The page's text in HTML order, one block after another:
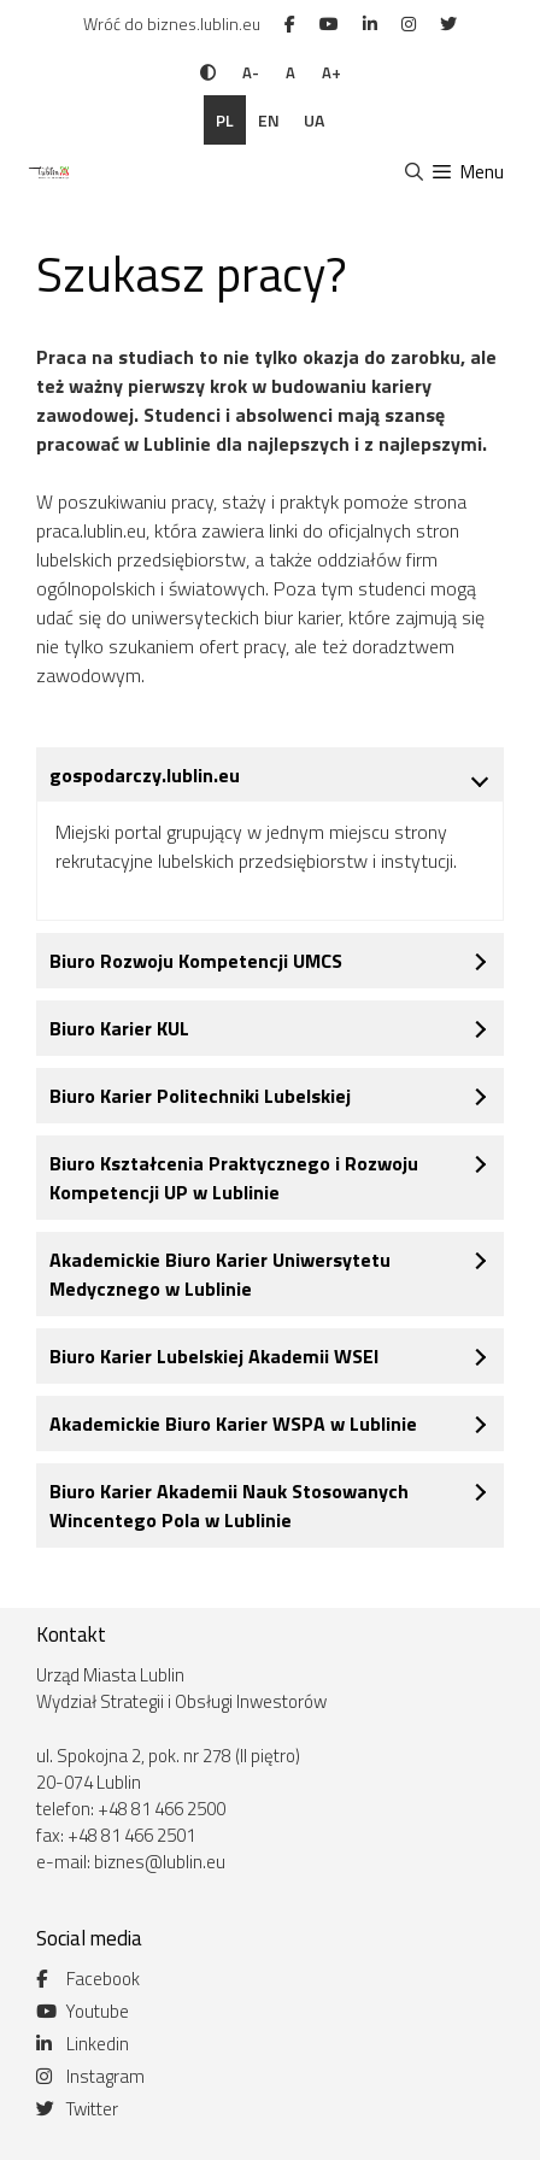
Wróć do biznes.lublin.eu
A- A A+
PL EN UA
Menu
Szukasz pracy?
Praca na studiach to nie tylko okazja do zarobku, ale
też ważny pierwszy krok w budowaniu kariery
zawodowej. Studenci i absolwenci mają szansę
pracować w Lublinie dla najlepszych i z najlepszymi.
W poszukiwaniu pracy, staży i praktyk pomoże strona
praca.lublin.eu, która zawiera linki do oficjalnych stron
lubelskich przedsiębiorstw, a także oddziałów firm
ogólnopolskich i światowych. Poza tym studenci mogą
udać się do uniwersyteckich biur karier, które zajmują się
nie tylko szukaniem ofert pracy, ale też doradztwem
zawodowym.
gospodarczy.lublin.eu
Miejski portal grupujący w jednym miejscu strony
rekrutacyjne lubelskich przedsiębiorstw i instytucji.
Biuro Rozwoju Kompetencji UMCS
Biuro Karier KUL
Biuro Karier Politechniki Lubelskiej
Biuro Kształcenia Praktycznego i Rozwoju
Kompetencji UP w Lublinie
Akademickie Biuro Karier Uniwersytetu
Medycznego w Lublinie
Biuro Karier Lubelskiej Akademii WSEI
Akademickie Biuro Karier WSPA w Lublinie
Biuro Karier Akademii Nauk Stosowanych
Wincentego Pola w Lublinie
Kontakt
Urząd Miasta Lublin
Wydział Strategii i Obsługi Inwestorów
ul. Spokojna 2, pok. nr 278 (II piętro)
20-074 Lublin
telefon: +48 81 466 2500
fax: +48 81 466 2501
e-mail: biznes@lublin.eu
Social media
Facebook
Youtube
Linkedin
Instagram
Twitter